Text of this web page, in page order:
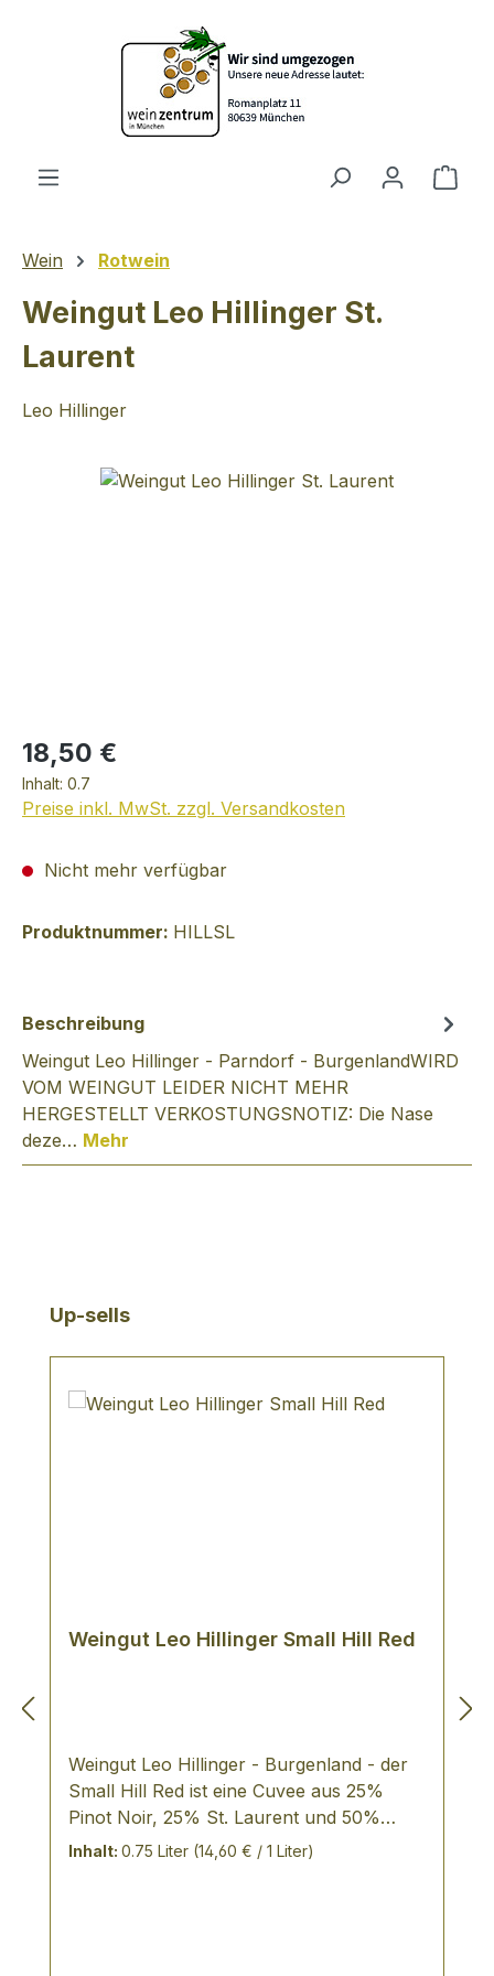
Zum Hauptinhalt springen
Wein Rotwein
Weingut Leo Hillinger St.
Laurent
Leo Hillinger
Bildergalerie überspringen
18,50 €
Inhalt: 0.7
Preise inkl. MwSt. zzgl. Versandkosten
Nicht mehr verfügbar
Produktnummer: HILLSL
Beschreibung
Weingut Leo Hillinger - Parndorf - BurgenlandWIRD
VOM WEINGUT LEIDER NICHT MEHR
HERGESTELLT VERKOSTUNGSNOTIZ: Die Nase
deze… Mehr
Produktgalerie überspringen
Up-sells
Weingut Leo Hillinger Small Hill Red
Weingut Leo Hillinger - Burgenland - der
Small Hill Red ist eine Cuvee aus 25%
Pinot Noir, 25% St. Laurent und 50%
Merlot VERKOSTUNGSNOTIZ: wunderbar
Inhalt: 0.75 Liter (14,60 € / 1 Liter)